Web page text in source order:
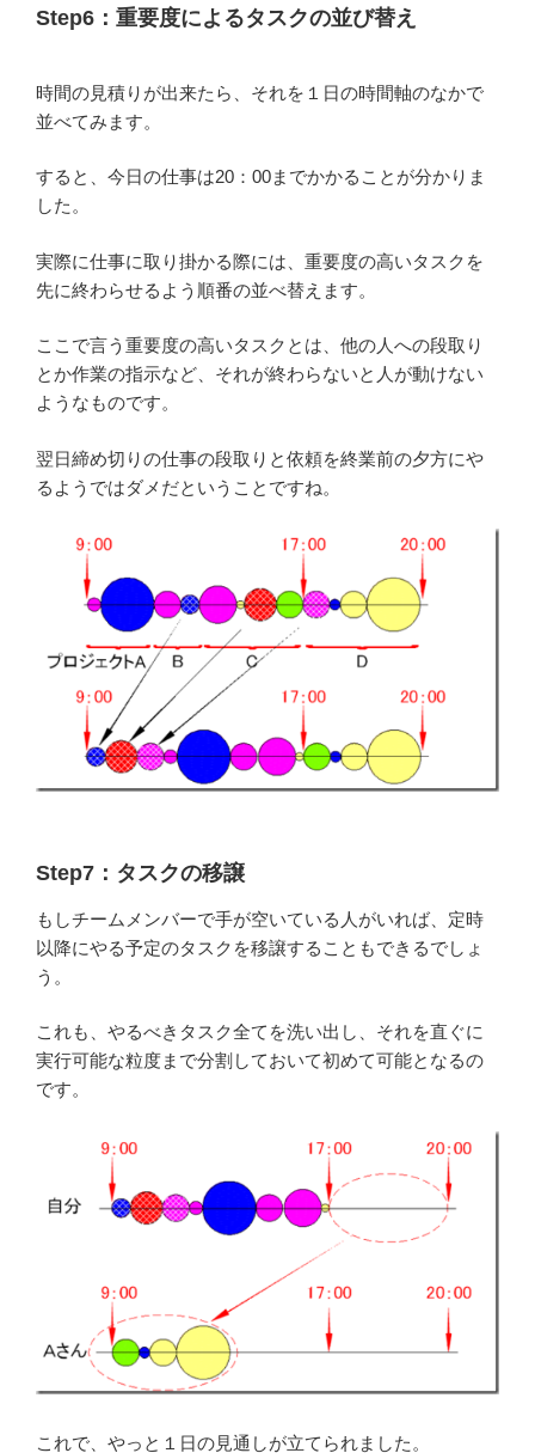
Step6：重要度によるタスクの並び替え
時間の見積りが出来たら、それを１日の時間軸のなかで
並べてみます。
すると、今日の仕事は20：00までかかることが分かりま
した。
実際に仕事に取り掛かる際には、重要度の高いタスクを
先に終わらせるよう順番の並べ替えます。
ここで言う重要度の高いタスクとは、他の人への段取り
とか作業の指示など、それが終わらないと人が動けない
ようなものです。
翌日締め切りの仕事の段取りと依頼を終業前の夕方にや
るようではダメだということですね。
Step7：タスクの移譲
もしチームメンバーで手が空いている人がいれば、定時
以降にやる予定のタスクを移譲することもできるでしょ
う。
これも、やるべきタスク全てを洗い出し、それを直ぐに
実行可能な粒度まで分割しておいて初めて可能となるの
です。
これで、やっと１日の見通しが立てられました。